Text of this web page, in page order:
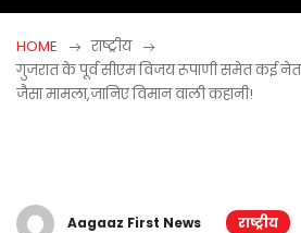
HOME
राष्ट्रीय
गुजरात के पूर्व सीएम विजय रूपाणी समेत कई
जैसा मामला,जानिए विमान वाली कहानी!
Aagaaz First News राष्ट्रीय